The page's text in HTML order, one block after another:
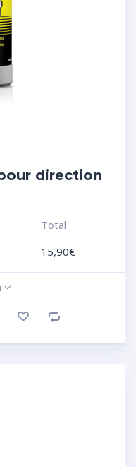
direction
Total
15,90€